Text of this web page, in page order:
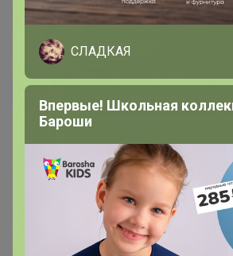
Добрый день!
Подскажите, пожалуйста, как
какао?
Заранее спасибо!
1 октября, 2025 15:11
СЛАДКАЯ
Впервые! Школьная
Бароши